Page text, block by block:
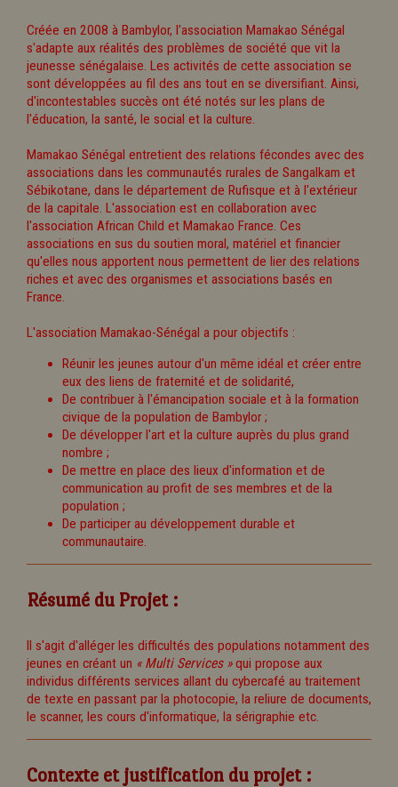
Créée en 2008 à Bambylor, l'association Mamakao Sénégal
s'adapte aux réalités des problèmes de société que vit la
jeunesse sénégalaise. Les activités de cette association se
sont développées au fil des ans tout en se diversifiant. Ainsi,
d'incontestables succès ont été notés sur les plans de
l'éducation, la santé, le social et la culture.
Mamakao Sénégal entretient des relations fécondes avec des
associations dans les communautés rurales de Sangalkam et
Sébikotane, dans le département de Rufisque et à l'extérieur
de la capitale. L'association est en collaboration avec
l'association African Child et Mamakao France. Ces
associations en sus du soutien moral, matériel et financier
qu'elles nous apportent nous permettent de lier des relations
riches et avec des organismes et associations basés en
France.
L'association Mamakao-Sénégal a pour objectifs :
Réunir les jeunes autour d'un même idéal et créer entre
eux des liens de fraternité et de solidarité,
De contribuer à l'émancipation sociale et à la formation
civique de la population de Bambylor ;
De développer l'art et la culture auprès du plus grand
nombre ;
De mettre en place des lieux d'information et de
communication au profit de ses membres et de la
population ;
De participer au développement durable et
communautaire.
Résumé du Projet :
Il s'agit d'alléger les difficultés des populations notamment des
jeunes en créant un « Multi Services »qui propose aux
individus différents services allant du cybercafé au traitement
de texte en passant par la photocopie, la reliure de documents,
le scanner, les cours d'informatique, la sérigraphie etc.
Contexte et justification du projet :